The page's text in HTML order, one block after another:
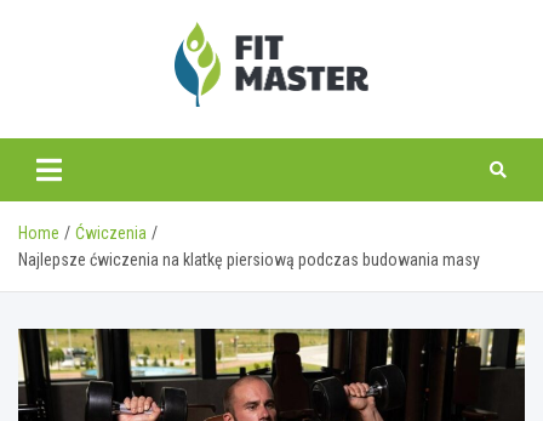
fitmaster.pl
Home
Ćwiczenia
Najlepsze ćwiczenia na klatkę piersiową podczas budowania masy